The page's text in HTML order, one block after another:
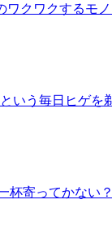
クワクするモ
いう毎日ヒゲを
杯寄ってかない